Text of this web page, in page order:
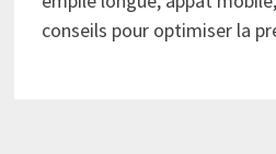
conseils pour optimiser la